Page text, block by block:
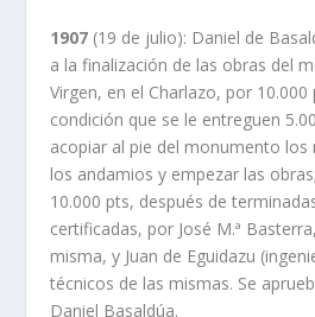
1907 (19 de julio): Daniel de
a la finalización de las obras del
Virgen, en el Charlazo, por
condición que se le entreguen
acopiar al pie del monumento los
los andamios y empezar las
10.000 pts, después de
certificadas, por José M.ª
misma, y Juan de Eguidazu
técnicos de las mismas. Se
Daniel Basaldúa.